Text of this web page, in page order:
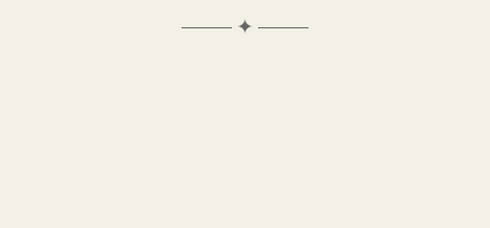
✦